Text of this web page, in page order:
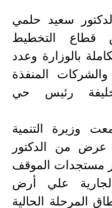
سعيد حلمي
قطاع التخطيط
بالوزارة وعدد
المنفذة
رئيس حي
وزيرة التنمية
عرض من الدكتور
مستجدات الموقف
الجارية علي أرض
المرحلة الحالية